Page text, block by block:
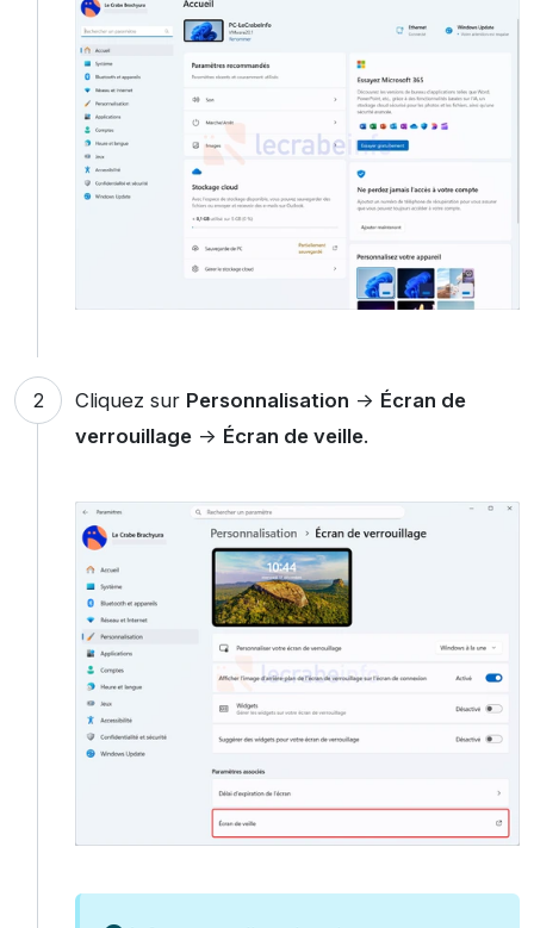
Cliquez sur Personnalisation -> Écran de
verrouillage-> Écran de veille.